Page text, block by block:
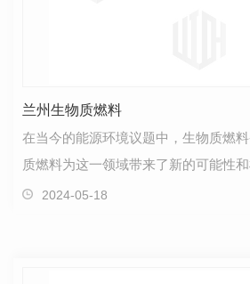
兰州生物质燃料
在当今的能源环境议题中，生物质燃
质燃料为这一领域带来了新的可能性
们的生物质燃料，我们坚持环保、可
2024-05-18